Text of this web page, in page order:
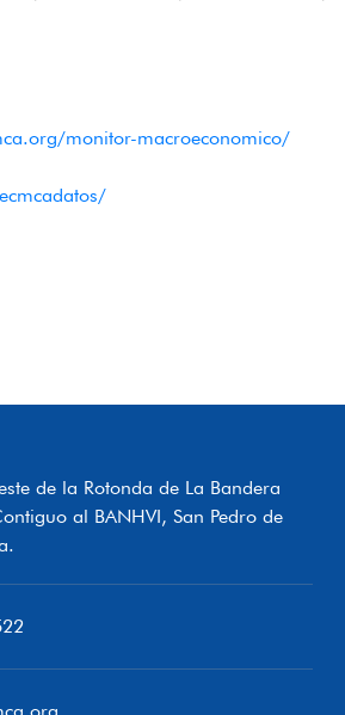
monitor-macroeconomico/
de la Rotonda de La Bandera
al BANHVI, San Pedro de